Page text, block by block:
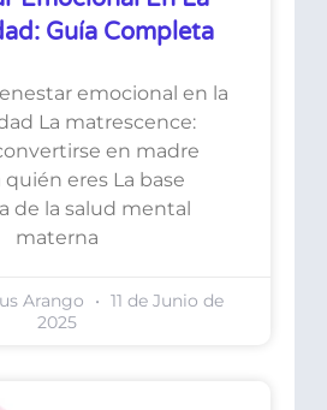
Guía Completa
emocional en la
La matrescence:
en madre
eres La base
de la salud mental
materna
Arango
11 de Junio de
2025